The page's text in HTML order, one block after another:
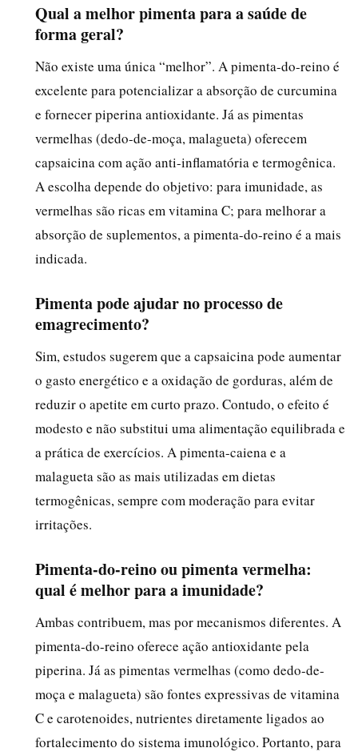
Qual a melhor pimenta para a saúde de
forma geral?
Não existe uma única “melhor”. A pimenta-do-reino é
excelente para potencializar a absorção de curcumina
e fornecer piperina antioxidante. Já as pimentas
vermelhas (dedo-de-moça, malagueta) oferecem
capsaicina com ação anti-inflamatória e termogênica.
A escolha depende do objetivo: para imunidade, as
vermelhas são ricas em vitamina C; para melhorar a
absorção de suplementos, a pimenta-do-reino é a mais
indicada.
Pimenta pode ajudar no processo de
emagrecimento?
Sim, estudos sugerem que a capsaicina pode aumentar
o gasto energético e a oxidação de gorduras, além de
reduzir o apetite em curto prazo. Contudo, o efeito é
modesto e não substitui uma alimentação equilibrada e
a prática de exercícios. A pimenta-caiena e a
malagueta são as mais utilizadas em dietas
termogênicas, sempre com moderação para evitar
irritações.
Pimenta-do-reino ou pimenta vermelha:
qual é melhor para a imunidade?
Ambas contribuem, mas por mecanismos diferentes. A
pimenta-do-reino oferece ação antioxidante pela
piperina. Já as pimentas vermelhas (como dedo-de-
moça e malagueta) são fontes expressivas de vitamina
C e carotenoides, nutrientes diretamente ligados ao
fortalecimento do sistema imunológico. Portanto, para